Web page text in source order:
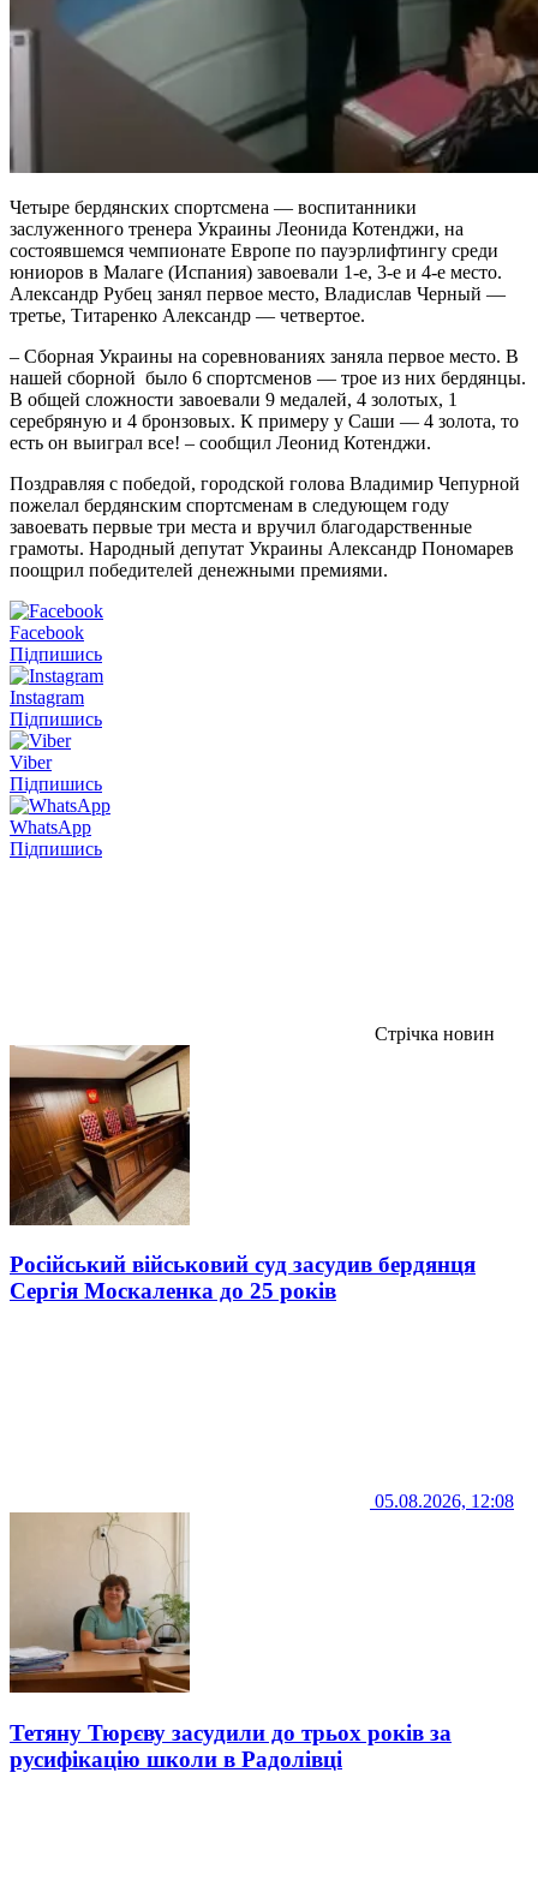
Четыре бердянских спортсмена — воспитанники
заслуженного тренера Украины Леонида Котенджи, на
состоявшемся чемпионате Европе по пауэрлифтингу среди
юниоров в Малаге (Испания) завоевали 1-е, 3-е и 4-е место.
Александр Рубец занял первое место, Владислав Черный —
третье, Титаренко Александр — четвертое.
– Сборная Украины на соревнованиях заняла первое место. В
нашей сборной было 6 спортсменов — трое из них бердянцы.
В общей сложности завоевали 9 медалей, 4 золотых, 1
серебряную и 4 бронзовых. К примеру у Саши — 4 золота, то
есть он выиграл все! – сообщил Леонид Котенджи.
Поздравляя с победой, городской голова Владимир Чепурной
пожелал бердянским спортсменам в следующем году
завоевать первые три места и вручил благодарственные
грамоты. Народный депутат Украины Александр Пономарев
поощрил победителей денежными премиями.
Facebook
Підпишись
Instagram
Підпишись
Viber
Підпишись
WhatsApp
Підпишись
Стрічка новин
Російський військовий суд засудив бердянця
Сергія Москаленка до 25 років
05.08.2026, 12:08
Тетяну Тюрєву засудили до трьох років за
русифікацію школи в Радолівці